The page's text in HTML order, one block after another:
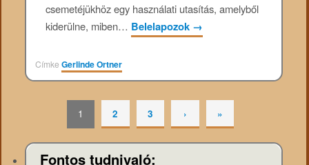
csemetéjükhöz egy használati utasítás, amelyből
kiderülne, miben… Belelapozok →
CímkeGerlinde Ortner
1 2 3 › »
Fontos tudnivaló: